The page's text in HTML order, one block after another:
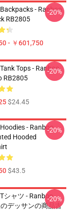
- Ranboo
RB2805
- ￥601,750
-20%
Tops - Ranboo
RB2805
$24.45
-20%
- Ranboo
Hooded
$43.5
-20%
シャツ - Ranboo
デッサンの商品古
-20%